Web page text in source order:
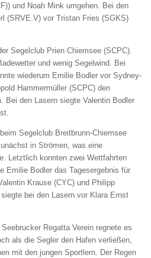
und Noah Mink umgehen. Bei den
(SRVE.V) vor Tristan Fries (SGKS)
Segelclub Prien Chiemsee (SCPC).
und wenig Segelwind. Bei
wiederum Emilie Bodler vor Sydney-
Hammermüller (SCPC) den
Bei den Lasern siegte Valentin Bodler
Segelclub Breitbrunn-Chiemsee
in Strömen, was eine
Letztlich konnten zwei Wettfahrten
Emilie Bodler das Tagesergebnis für
Krause (CYC) und Philipp
bei den Lasern vor Klara Ernst
Regatta Verein regnete es
als die Segler den Hafen verließen,
mit den jungen Sportlern. Der Regen